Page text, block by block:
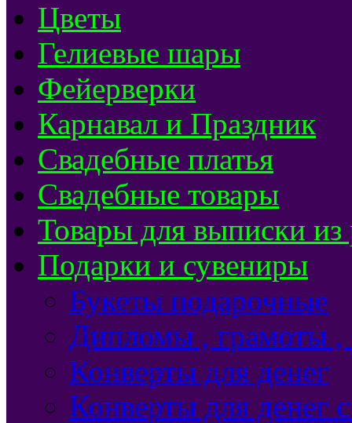
Цветы
Гелиевые шары
Фейерверки
Карнавал и Праздник
Свадебные платья
Свадебные товары
Товары для выписки из
Подарки и сувениры
Букеты подарочные
Дипломы , грамоты ,
Конверты для денег
Конверты для денег